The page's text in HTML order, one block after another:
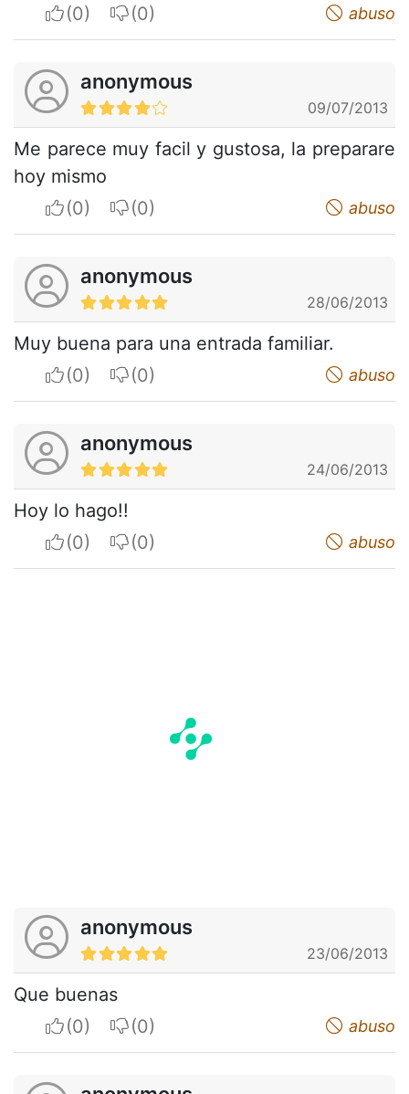
I apreciateI do not appreciate abuso
anonymous
09/07/2013
Me parece muy facil y gustosa, la preparare
hoy mismo
I apreciateI do not appreciate abuso
anonymous
28/06/2013
Muy buena para una entrada familiar.
I apreciateI do not appreciate abuso
anonymous
24/06/2013
Hoy lo hago!!
I apreciateI do not appreciate abuso
anonymous
23/06/2013
Que buenas
I apreciateI do not appreciate abuso